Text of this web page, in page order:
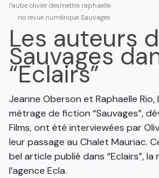
l'aube olivier desmettre raphaelle
rio revue numérique Sauvages
Les auteurs
Sauvages
“Eclairs”
Jeanne Oberson et Raphaelle
métrage de fiction “Sauvages”,
Films, ont été interviewées par
leur passage au Chalet Mauriac.
bel article publié dans “Eclairs”,
l’agence Ecla.